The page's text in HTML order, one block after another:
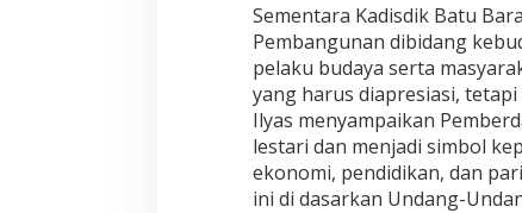
Sementara Kadisdik Batu
Pembangunan dibidang
pelaku budaya serta
yang harus diapresiasi,
Ilyas menyampaikan
lestari dan menjadi simbol
ekonomi, pendidikan, dan
ini di dasarkan Undang-